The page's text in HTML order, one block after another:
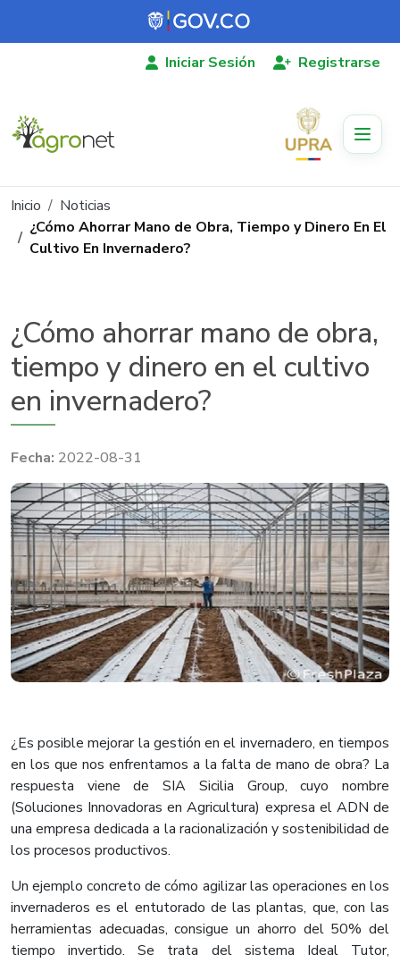
Pasar al contenido principal
Iniciar Sesión Registrarse
Ruta de navegación
Inicio
Noticias
¿Cómo Ahorrar Mano de Obra, Tiempo y Dinero En El
Cultivo En Invernadero?
¿Cómo ahorrar mano de obra,
tiempo y dinero en el cultivo
en invernadero?
2022-08-31
¿Es posible mejorar la gestión en el invernadero, en tiempos
en los que nos enfrentamos a la falta de mano de obra? La
respuesta viene de SIA Sicilia Group, cuyo nombre
(Soluciones Innovadoras en Agricultura) expresa el ADN de
una empresa dedicada a la racionalización y sostenibilidad de
los procesos productivos.
Un ejemplo concreto de cómo agilizar las operaciones en los
invernaderos es el entutorado de las plantas, que, con las
herramientas adecuadas, consigue un ahorro del 50% del
tiempo invertido. Se trata del sistema Ideal Tutor,